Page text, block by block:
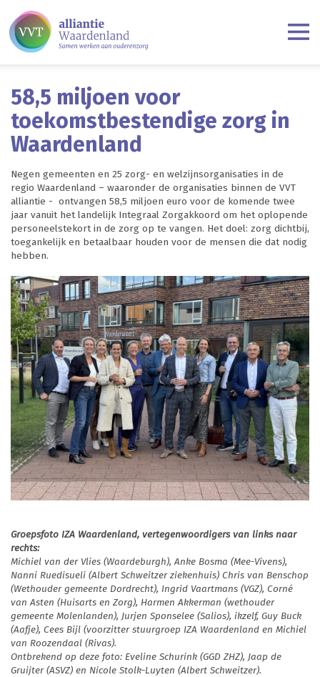
58,5 miljoen voor
toekomstbestendige zorg in
Waardenland
Negen gemeenten en 25 zorg- en welzijnsorganisaties in de
regio Waardenland – waaronder de organisaties binnen de VVT
alliantie - ontvangen 58,5 miljoen euro voor de komende twee
jaar vanuit het landelijk Integraal Zorgakkoord om het oplopende
personeelstekort in de zorg op te vangen. Het doel: zorg dichtbij,
toegankelijk en betaalbaar houden voor de mensen die dat nodig
hebben.
Groepsfoto IZA Waardenland, vertegenwoordigers van links naar
rechts:
Michiel van der Vlies (Waardeburgh), Anke Bosma (Mee-Vivens),
Nanni Ruedisueli (Albert Schweitzer ziekenhuis) Chris van Benschop
(Wethouder gemeente Dordrecht), Ingrid Vaartmans (VGZ), Corné
van Asten (Huisarts en Zorg), Harmen Akkerman (wethouder
gemeente Molenlanden), Jurjen Sponselee (Salios), ikzelf, Guy Buck
(Aafje), Cees Bijl (voorzitter stuurgroep IZA Waardenland en Michiel
van Roozendaal (Rivas).
Ontbrekend op deze foto: Eveline Schurink (GGD ZHZ), Jaap de
Gruijter (ASVZ) en Nicole Stolk-Luyten (Albert Schweitzer).